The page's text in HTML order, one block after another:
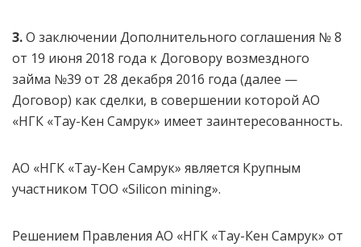
3.О заключении Дополнительного соглашения № 8
от 19 июня 2018 года к Договору возмездного
займа №39 от 28 декабря 2016 года (далее —
Договор) как сделки, в совершении которой АО
«НГК «Тау-Кен Самрук» имеет заинтересованность.
АО «НГК «Тау-Кен Самрук» является Крупным
участником ТОО «Silicon mining».
Решением Правления АО «НГК «Тау-Кен Самрук» от